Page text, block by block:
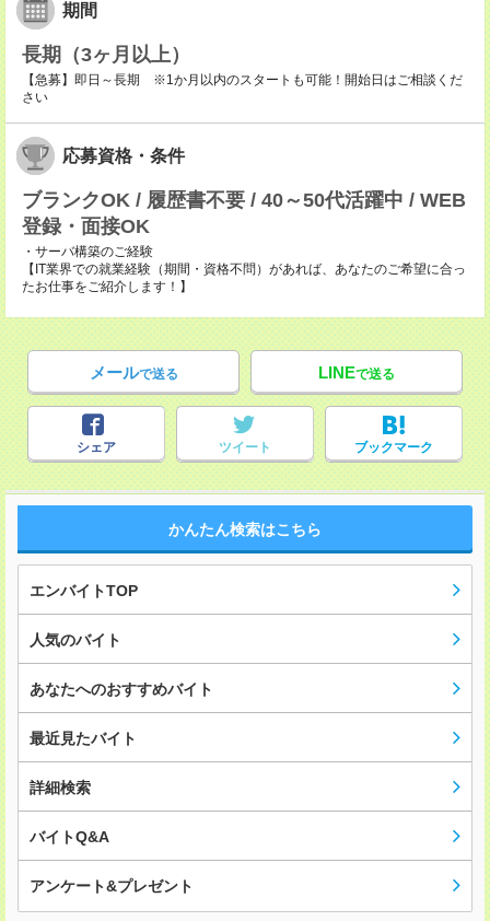
期間
長期（3ヶ月以上）
【急募】即日～長期 ※1か月以内のスタートも可能！開始日はご相談くだ
さい
応募資格・条件
ブランクOK / 履歴書不要 / 40～50代活躍中 / WEB
登録・面接OK
・サーバ構築のご経験
【IT業界での就業経験（期間・資格不問）があれば、あなたのご希望に合っ
たお仕事をご紹介します！】
メールで送る LINEで送る
シェア ツイート ブックマーク
かんたん検索はこちら
エンバイトTOP
人気のバイト
あなたへのおすすめバイト
最近見たバイト
詳細検索
バイトQ&A
アンケート&プレゼント